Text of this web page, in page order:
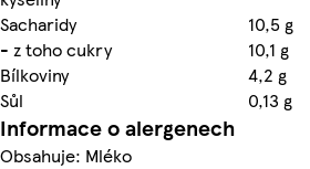
Sacharidy
10,5 g
- z toho cukry
10,1 g
Bílkoviny
4,2 g
Sůl
0,13 g
Informace o alergenech
Obsahuje: Mléko